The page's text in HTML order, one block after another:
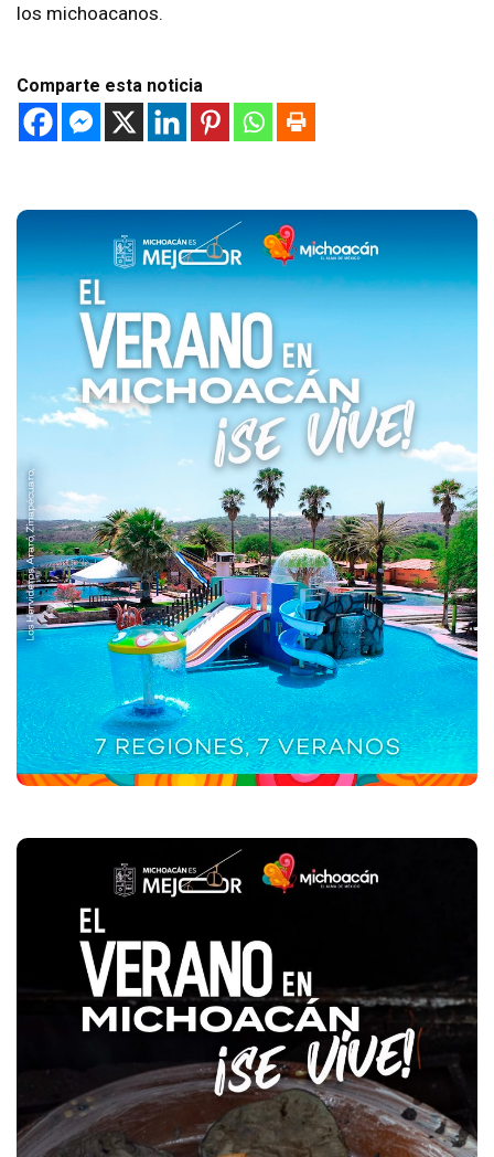
los michoacanos.
Comparte esta noticia